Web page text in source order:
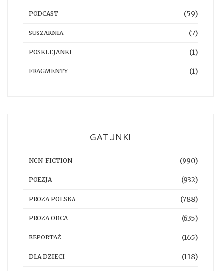
PODCAST (59)
SUSZARNIA (7)
POSKLEJANKI (1)
FRAGMENTY (1)
GATUNKI
NON-FICTION (990)
POEZJA (932)
PROZA POLSKA (788)
PROZA OBCA (635)
REPORTAŻ (165)
DLA DZIECI (118)